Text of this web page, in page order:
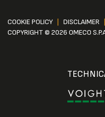
COOKIE POLICY DISCLAIMER
COPYRIGHT © 2026 OMECO